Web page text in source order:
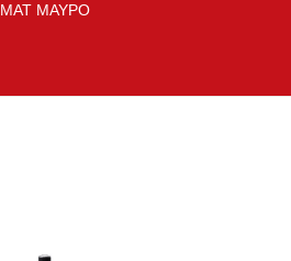
ΜΑΤ ΜΑΥΡΟ